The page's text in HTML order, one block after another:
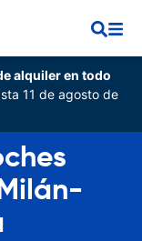
alquiler en todo
11 de agosto de